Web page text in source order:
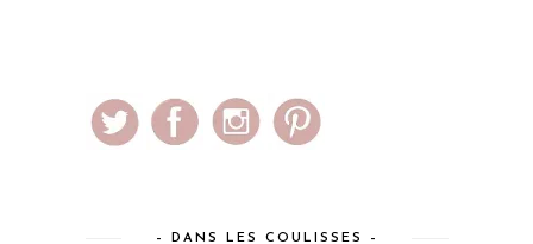
– DANS LES COULISSES –